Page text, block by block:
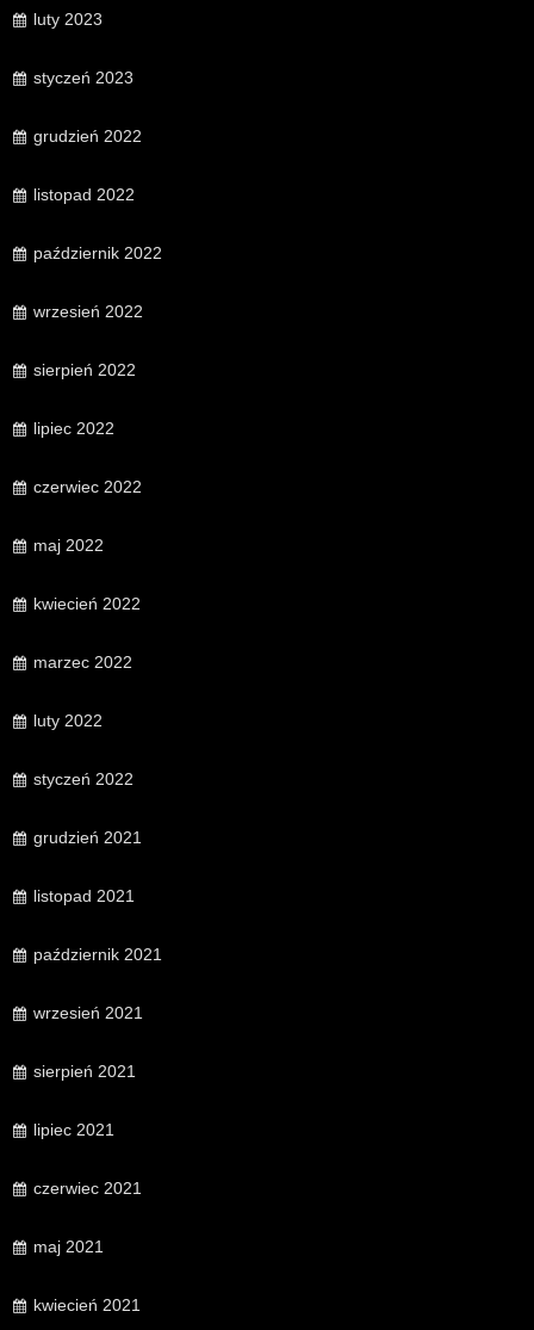
luty 2023
styczeń 2023
grudzień 2022
listopad 2022
październik 2022
wrzesień 2022
sierpień 2022
lipiec 2022
czerwiec 2022
maj 2022
kwiecień 2022
marzec 2022
luty 2022
styczeń 2022
grudzień 2021
listopad 2021
październik 2021
wrzesień 2021
sierpień 2021
lipiec 2021
czerwiec 2021
maj 2021
kwiecień 2021